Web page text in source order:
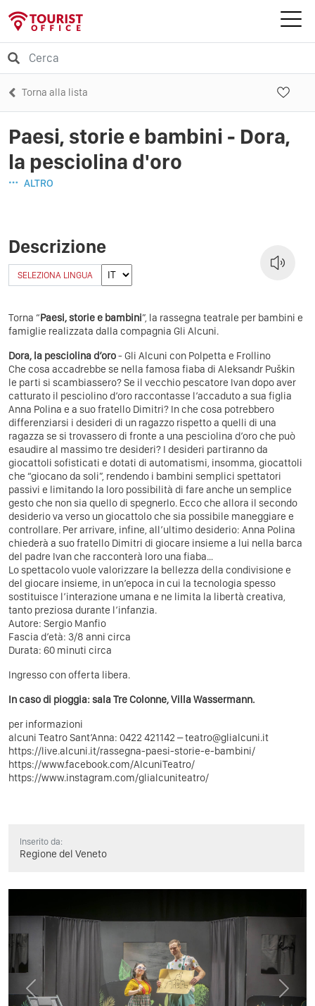
Torna alla lista
Paesi, storie e bambini - Dora,
la pesciolina d'oro
ALTRO
Descrizione
SELEZIONA LINGUA
Torna “Paesi, storie e bambini”, la rassegna teatrale per bambini e
famiglie realizzata dalla compagnia Gli Alcuni.
Dora, la pesciolina d’oro- Gli Alcuni con Polpetta e Frollino
Che cosa accadrebbe se nella famosa fiaba di Aleksandr Puškin
le parti si scambiassero? Se il vecchio pescatore Ivan dopo aver
catturato il pesciolino d’oro raccontasse l’accaduto a sua figlia
Anna Polina e a suo fratello Dimitri? In che cosa potrebbero
differenziarsi i desideri di un ragazzo rispetto a quelli di una
ragazza se si trovassero di fronte a una pesciolina d’oro che può
esaudire al massimo tre desideri? I desideri partiranno da
giocattoli sofisticati e dotati di automatismi, insomma, giocattoli
che “giocano da soli”, rendendo i bambini semplici spettatori
passivi e limitando la loro possibilità di fare anche un semplice
gesto che non sia quello di spegnerlo. Ecco che allora il secondo
desiderio va verso un giocattolo che sia possibile maneggiare e
controllare. Per arrivare, infine, all’ultimo desiderio: Anna Polina
chiederà a suo fratello Dimitri di giocare insieme a lui nella barca
del padre Ivan che racconterà loro una fiaba…
Lo spettacolo vuole valorizzare la bellezza della condivisione e
del giocare insieme, in un’epoca in cui la tecnologia spesso
sostituisce l’interazione umana e ne limita la libertà creativa,
tanto preziosa durante l’infanzia.
Autore: Sergio Manfio
Fascia d’età: 3/8 anni circa
Durata: 60 minuti circa
Ingresso con offerta libera.
In caso di pioggia: sala Tre Colonne, Villa Wassermann.
per informazioni
alcuni Teatro Sant’Anna: 0422 421142 – teatro@glialcuni.it
https://live.alcuni.it/rassegna-paesi-storie-e-bambini/
https://www.facebook.com/AlcuniTeatro/
https://www.instagram.com/glialcuniteatro/
Inserito da:
Regione del Veneto
Previous Next